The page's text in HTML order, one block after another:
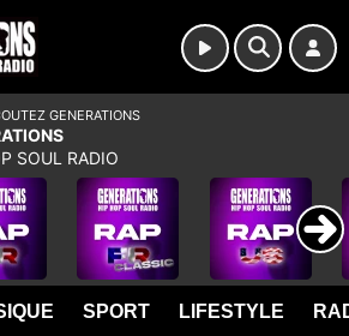
SPORT LIFESTYLE
GENERATIONS
SOUL RADIO